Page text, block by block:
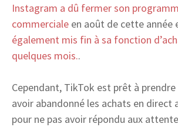
Instagram a dû fermer son
commerciale en août de cette année
également mis fin à sa fonction
quelques mois..
Cependant, TikTok est prêt à prendre
avoir abandonné les achats en direct
pour ne pas avoir répondu aux